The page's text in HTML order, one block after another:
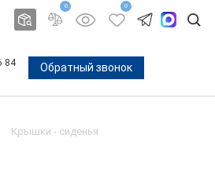
0 0
84
Обратный звонок
Крышки - сиденья